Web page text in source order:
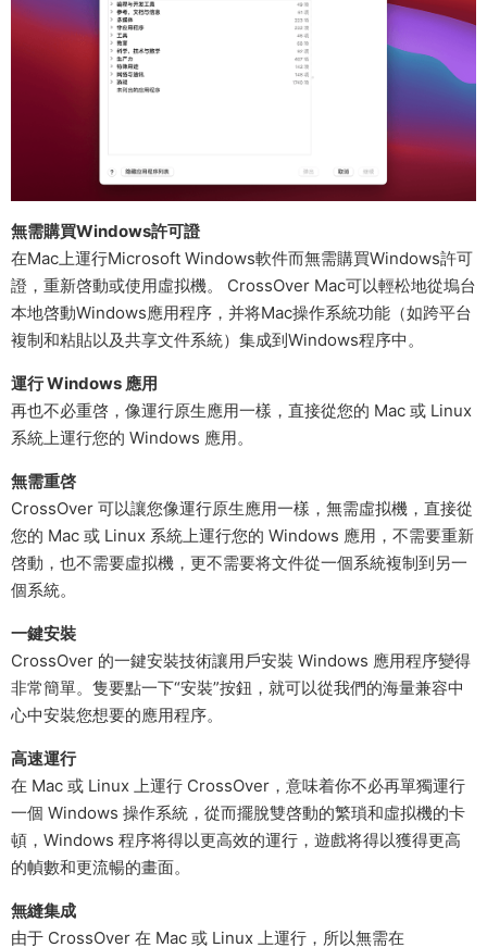
無需購買Windows許可證
在Mac上運行Microsoft Windows軟件而無需購買Windows許可
證，重新啓動或使用虛拟機。 CrossOver Mac可以輕松地從塢台
本地啓動Windows應用程序，并将Mac操作系統功能（如跨平台
複制和粘貼以及共享文件系統）集成到Windows程序中。
運行 Windows 應用
再也不必重啓，像運行原生應用一樣，直接從您的 Mac 或 Linux
系統上運行您的 Windows 應用。
無需重啓
CrossOver 可以讓您像運行原生應用一樣，無需虛拟機，直接從
您的 Mac 或 Linux 系統上運行您的 Windows 應用，不需要重新
啓動，也不需要虛拟機，更不需要将文件從一個系統複制到另一
個系統。
一鍵安裝
CrossOver 的一鍵安裝技術讓用戶安裝 Windows 應用程序變得
非常簡單。隻要點一下“安裝”按鈕，就可以從我們的海量兼容中
心中安裝您想要的應用程序。
高速運行
在 Mac 或 Linux 上運行 CrossOver，意味着你不必再單獨運行
一個 Windows 操作系統，從而擺脫雙啓動的繁瑣和虛拟機的卡
頓，Windows 程序将得以更高效的運行，遊戲将得以獲得更高
的幀數和更流暢的畫面。
無縫集成
由于 CrossOver 在 Mac 或 Linux 上運行，所以無需在